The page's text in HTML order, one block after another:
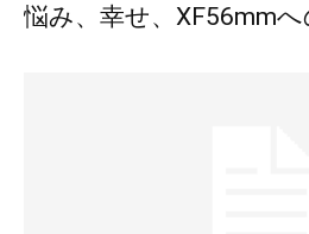
悩み、幸せ、XF56mmへ